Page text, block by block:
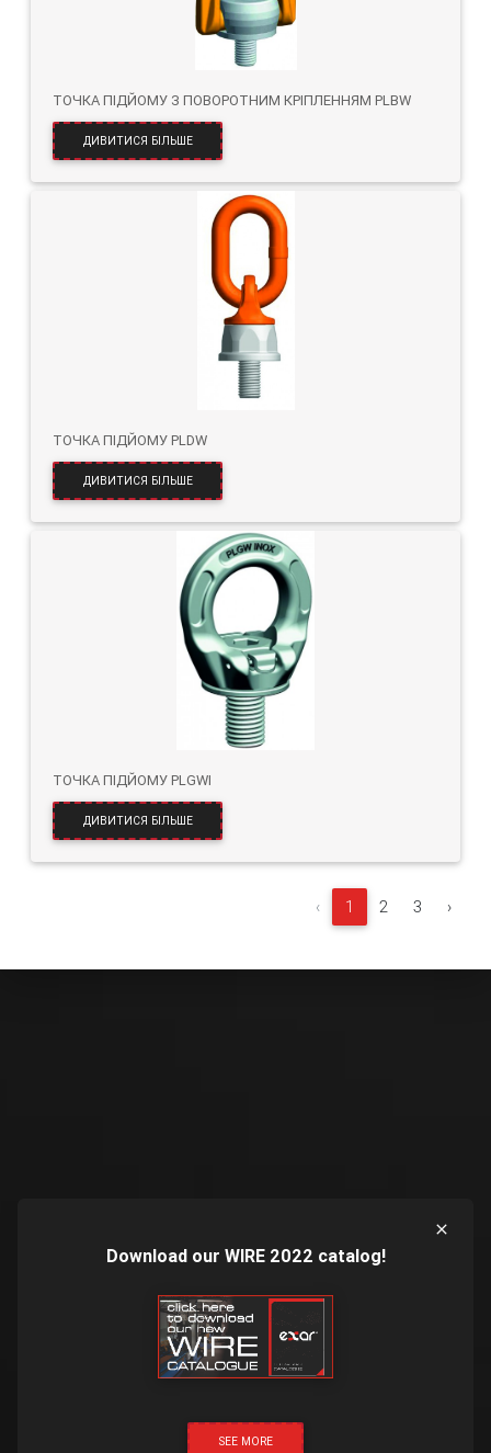
ТОЧКА ПІДЙОМУ З ПОВОРОТНИМ КРІПЛЕННЯМ PLBW
ДИВИТИСЯ БІЛЬШЕ
ТОЧКА ПІДЙОМУ PLDW
ДИВИТИСЯ БІЛЬШЕ
ТОЧКА ПІДЙОМУ PLGWI
ДИВИТИСЯ БІЛЬШЕ
‹ 1 2 3 ›
Download our WIRE 2022 catalog!
SEE MORE